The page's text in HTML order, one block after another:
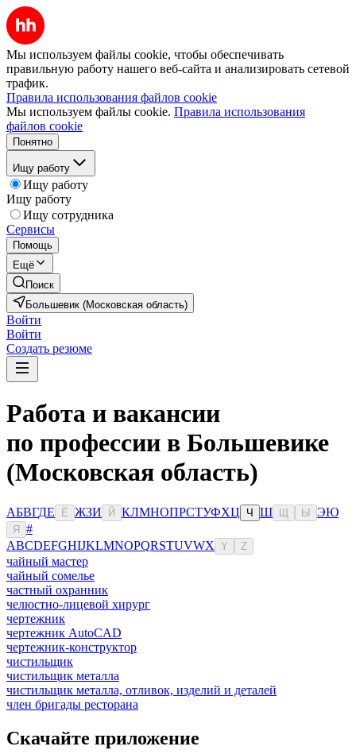
Мы используем файлы cookie, чтобы обеспечивать
правильную работу нашего веб-сайта и анализировать сетевой
трафик.
Правила использования файлов cookie
Мы используем файлы cookie. Правила использования
файлов cookie
Понятно
Ищу работу
Ищу работу
Ищу работу
Ищу сотрудника
Сервисы
Помощь
Ещё
Поиск
Большевик (Московская область)
Войти
Войти
Создать резюме
Работа и вакансии
по профессии в Большевике
(Московская область)
АБВГДЕ Ё ЖЗИ Й КЛМНОПРСТУФХЦ Ч Ш Ы ЭЮ
Я
#
ABCDEFGHIJKLMNOPQRSTUVWX Y Z
чайный мастер
чайный сомелье
частный охранник
челюстно-лицевой хирург
чертежник
чертежник AutoCAD
чертежник-конструктор
чистильщик
чистильщик металла
чистильщик металла, отливок, изделий и деталей
член бригады ресторана
Скачайте приложение